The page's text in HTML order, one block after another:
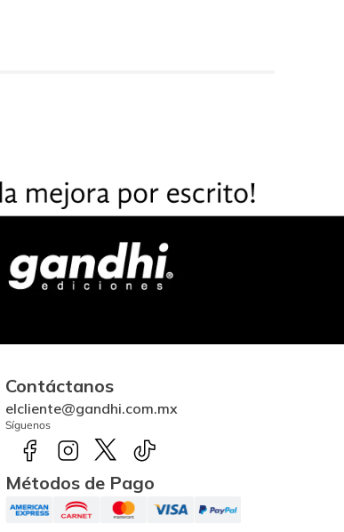
Contáctanos
elcliente@gandhi.com.mx
Síguenos
Métodos de Pago